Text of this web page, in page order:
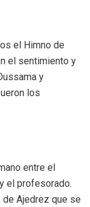
el Himno de
el sentimiento y
y
los
entre el
el profesorado.
de Ajedrez que se